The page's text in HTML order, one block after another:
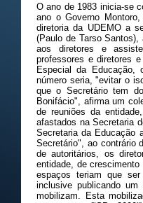
O ano de 1983 inicia-se
ano o Governo
diretoria da UDEMO a
(Paulo de Tarso
aos diretores e
professores e diretores
Especial da Educação,
número seria, "evitar o
que o Secretário tem
Bonifácio", afirma um
de reuniões da
afastados na Secretaria
Secretaria da Educação
Secretário", ao contrário
de autoritários, os
entidade, de
espaços teriam que ser
inclusive publicando
mobilizam. Esta